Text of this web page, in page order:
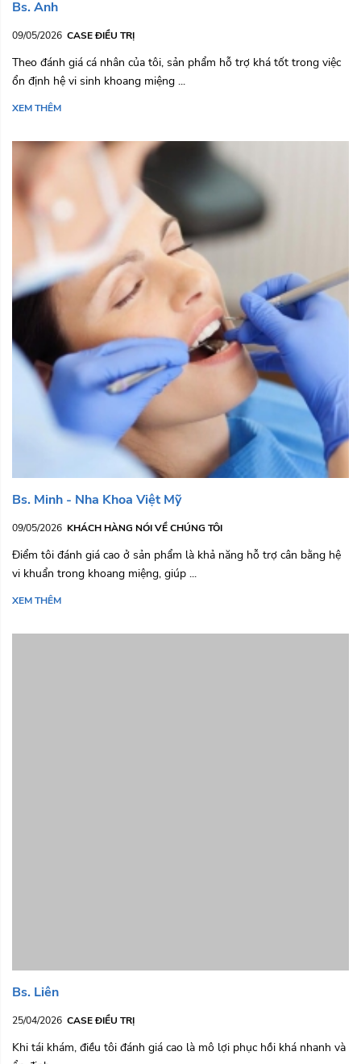
Bs. Anh
09/05/2026 CASE ĐIỀU TRỊ
Theo đánh giá cá nhân của tôi, sản phẩm hỗ trợ khá tốt trong việc
ổn định hệ vi sinh khoang miệng ...
XEM THÊM
Bs. Minh - Nha Khoa Việt Mỹ
09/05/2026 KHÁCH HÀNG NÓI VỀ CHÚNG TÔI
Điểm tôi đánh giá cao ở sản phẩm là khả năng hỗ trợ cân bằng hệ
vi khuẩn trong khoang miệng, giúp ...
XEM THÊM
Bs. Liên
25/04/2026 CASE ĐIỀU TRỊ
Khi tái khám, điều tôi đánh giá cao là mô lợi phục hồi khá nhanh và